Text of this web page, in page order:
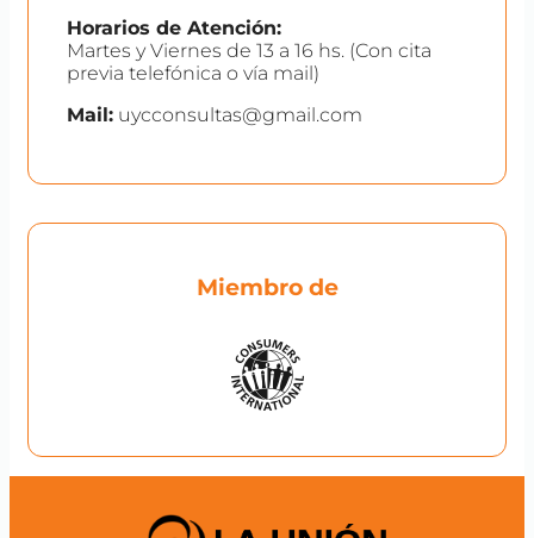
Horarios de Atención:
Martes y Viernes de 13 a 16 hs. (Con cita
previa telefónica o vía mail)
Mail: uycconsultas@gmail.com
Miembro de